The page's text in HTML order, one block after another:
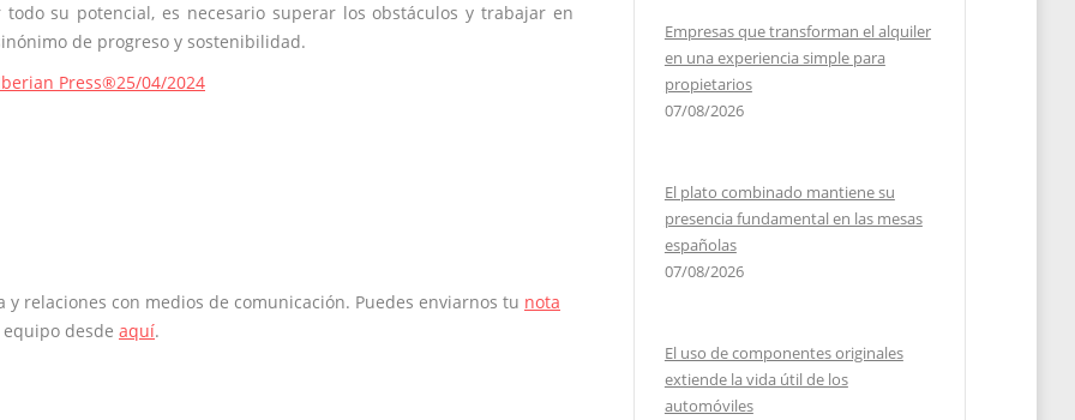
su potencial, es necesario superar los obstáculos y trabajar en
de progreso y sostenibilidad.
Press®25/04/2024
relaciones con medios de comunicación. Puedes enviarnos tu nota
desde aquí.
Empresas que transforman el alquiler
en una experiencia simple para
propietarios
07/08/2026
El plato combinado mantiene su
presencia fundamental en las mesas
españolas
07/08/2026
El uso de componentes originales
extiende la vida útil de los
automóviles